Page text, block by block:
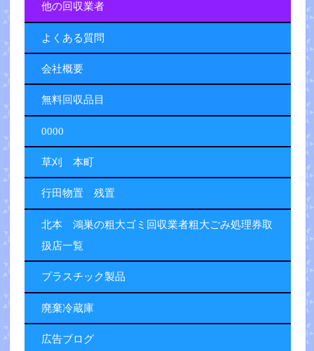
他の回収業者
よくある質問
会社概要
無料回収品目
0000
草刈 本町
行田物置 残置
北本 鴻巣の粗大ゴミ回収業者粗大ごみ処理券取
扱店一覧
プラスチック製品
廃棄冷蔵庫
広告ブログ